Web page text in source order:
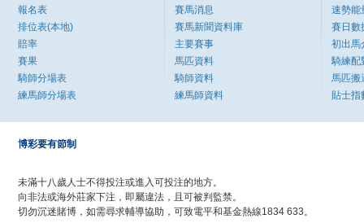
報名表
排位表(本地)
賠率
賽果
騎師分場表
練馬師分場表
賽馬消息
賽馬新聞資料庫
主要賽事
馬匹資料
騎師資料
練馬師資料
速勢能
賽日數
初出馬
騎練配
馬匹搬
貼士指
博彩要有節制
未滿十八歲人士不得投注或進入可投注的地方。
向非法或海外莊家下注，即屬違法，且可被判監禁。
切勿沉迷賭博，如需尋求輔導協助，可致電平和基金熱線1834 633。